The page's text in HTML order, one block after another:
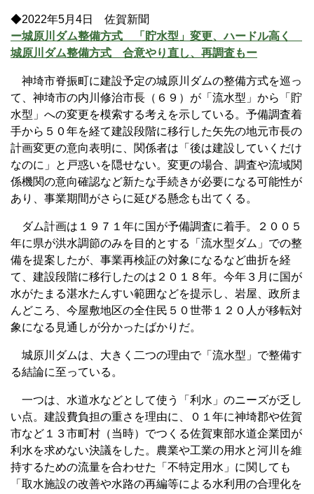
◆2022年5月4日 佐賀新聞
ー城原川ダム整備方式 「貯水型」変更、ハードル高く
城原川ダム整備方式 合意やり直し、再調査もー
神埼市脊振町に建設予定の城原川ダムの整備方式を巡っ
て、神埼市の内川修治市長（６９）が「流水型」から「貯
水型」への変更を模索する考えを示している。予備調査着
手から５０年を経て建設段階に移行した矢先の地元市長の
計画変更の意向表明に、関係者は「後は建設していくだけ
なのに」と戸惑いを隠せない。変更の場合、調査や流域関
係機関の意向確認など新たな手続きが必要になる可能性が
あり、事業期間がさらに延びる懸念も出てくる。
ダム計画は１９７１年に国が予備調査に着手。２００５
年に県が洪水調節のみを目的とする「流水型ダム」での整
備を提案したが、事業再検証の対象になるなど曲折を経
て、建設段階に移行したのは２０１８年。今年３月に国が
水がたまる湛水たんすい範囲などを提示し、岩屋、政所ま
んどころ、今屋敷地区の全住民５０世帯１２０人が移転対
象になる見通しが分かったばかりだ。
城原川ダムは、大きく二つの理由で「流水型」で整備す
る結論に至っている。
一つは、水道水などとして使う「利水」のニーズが乏し
い点。建設費負担の重さを理由に、０１年に神埼郡や佐賀
市など１３市町村（当時）でつくる佐賀東部水道企業団が
利水を求めない決議をした。農業や工業の用水と河川を維
持するための流量を合わせた「不特定用水」に関しても
「取水施設の改善や水路の再編等による水利用の合理化を